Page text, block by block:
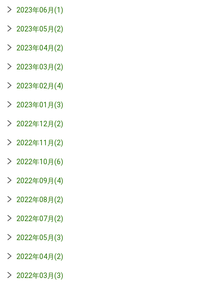
2023年06月(1)
2023年05月(2)
2023年04月(2)
2023年03月(2)
2023年02月(4)
2023年01月(3)
2022年12月(2)
2022年11月(2)
2022年10月(6)
2022年09月(4)
2022年08月(2)
2022年07月(2)
2022年05月(3)
2022年04月(2)
2022年03月(3)